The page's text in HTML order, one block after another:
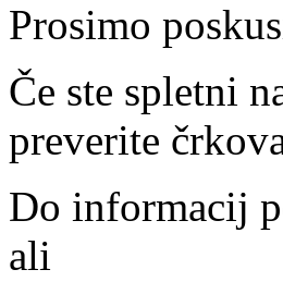
Prosimo
Če ste spletni
preverite
Do informacij
ali